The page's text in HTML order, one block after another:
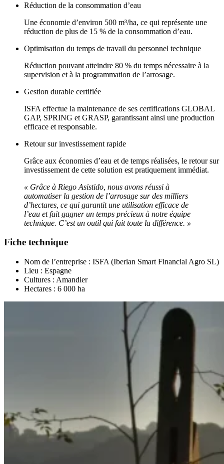
Réduction de la consommation d’eau
Une économie d’environ 500 m³/ha, ce qui représente une
réduction de plus de 15 % de la consommation d’eau.
Optimisation du temps de travail du personnel technique
Réduction pouvant atteindre 80 % du temps nécessaire à la
supervision et à la programmation de l’arrosage.
Gestion durable certifiée
ISFA effectue la maintenance de ses certifications GLOBAL
GAP, SPRING et GRASP, garantissant ainsi une production
efficace et responsable.
Retour sur investissement rapide
Grâce aux économies d’eau et de temps réalisées, le retour sur
investissement de cette solution est pratiquement immédiat.
« Grâce à Riego Asistido, nous avons réussi à
automatiser la gestion de l’arrosage sur des milliers
d’hectares, ce qui garantit une utilisation efficace de
l’eau et fait gagner un temps précieux à notre équipe
technique. C’est un outil qui fait toute la différence. »
Fiche technique
Nom de l’entreprise : ISFA (Iberian Smart Financial Agro SL)
Lieu : Espagne
Cultures : Amandier
Hectares : 6 000 ha